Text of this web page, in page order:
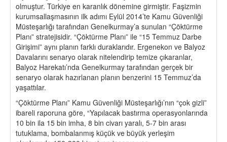
olmuştur. Türkiye en karanlık dönemine girmiştir. Faşizmin
kurumsallaşmasının ilk adımı Eylül 2014’te Kamu Güvenliği
Müsteşarlığı tarafından Genelkurmay’a sunulan “Çöktürme
Planı” stratejisidir. “Çöktürme Planı” ile “15 Temmuz Darbe
Girişimi” aynı planın farklı duraklarıdır. Ergenekon ve Balyoz
Davalarını senaryo olarak nitelendirip temize çıkaranlar,
Balyoz Harekatı’nda Genelkurmay tarafından gerçek bir
senaryo olarak hazırlanan planın benzerini 15 Temmuz’da
yaşattılar.
“Çöktürme Planı” Kamu Güvenliği Müsteşarlığı’nın “çok gizli”
ibareli raporuna göre, “Yapılacak bastırma operasyonlarında
10 bin ila 15 bin imha, 8 bin civarı yaralı, 5-7 bin arası
tutuklama, bombalanmış küçük ve büyük yerleşim